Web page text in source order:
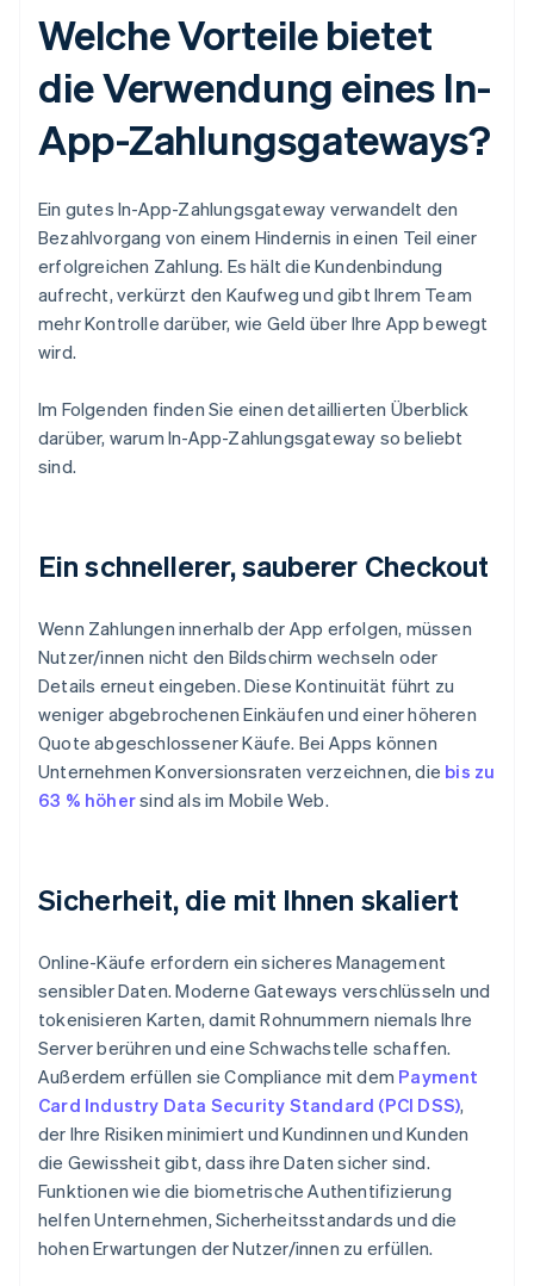
Welche Vorteile bietet
die Verwendung eines In-
App-Zahlungsgateways?
Ein gutes In-App-Zahlungsgateway verwandelt den
Bezahlvorgang von einem Hindernis in einen Teil einer
erfolgreichen Zahlung. Es hält die Kundenbindung
aufrecht, verkürzt den Kaufweg und gibt Ihrem Team
mehr Kontrolle darüber, wie Geld über Ihre App bewegt
wird.
Im Folgenden finden Sie einen detaillierten Überblick
darüber, warum In-App-Zahlungsgateway so beliebt
sind.
Ein schnellerer, sauberer Checkout
Wenn Zahlungen innerhalb der App erfolgen, müssen
Nutzer/innen nicht den Bildschirm wechseln oder
Details erneut eingeben. Diese Kontinuität führt zu
weniger abgebrochenen Einkäufen und einer höheren
Quote abgeschlossener Käufe. Bei Apps können
Unternehmen Konversionsraten verzeichnen, die bis zu
63 % höhersind als im Mobile Web.
Sicherheit, die mit Ihnen skaliert
Online-Käufe erfordern ein sicheres Management
sensibler Daten. Moderne Gateways verschlüsseln und
tokenisieren Karten, damit Rohnummern niemals Ihre
Server berühren und eine Schwachstelle schaffen.
Außerdem erfüllen sie Compliance mit dem Payment
Card Industry Data Security Standard (PCI DSS),
der Ihre Risiken minimiert und Kundinnen und Kunden
die Gewissheit gibt, dass ihre Daten sicher sind.
Funktionen wie die biometrische Authentifizierung
helfen Unternehmen, Sicherheitsstandards und die
hohen Erwartungen der Nutzer/innen zu erfüllen.